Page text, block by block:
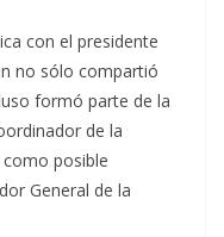
con el presidente
no sólo compartió
formó parte de la
de la
posible
General de la